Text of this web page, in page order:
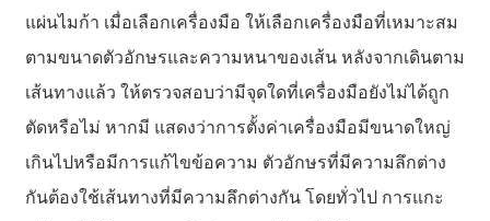
แผ่นไมก้า เมื่อเลือกเครื่องมือ ให้เลือกเครื่องมือที่เหมาะสม
ตามขนาดตัวอักษรและความหนาของเส้น หลังจากเดินตาม
เส้นทางแล้ว ให้ตรวจสอบว่ามีจุดใดที่เครื่องมือยังไม่ได้ถูก
ตัดหรือไม่ หากมี แสดงว่าการตั้งค่าเครื่องมือมีขนาดใหญ่
เกินไปหรือมีการแก้ไขข้อความ ตัวอักษรที่มีความลึกต่าง
กันต้องใช้เส้นทางที่มีความลึกต่างกัน โดยทั่วไป การแกะ